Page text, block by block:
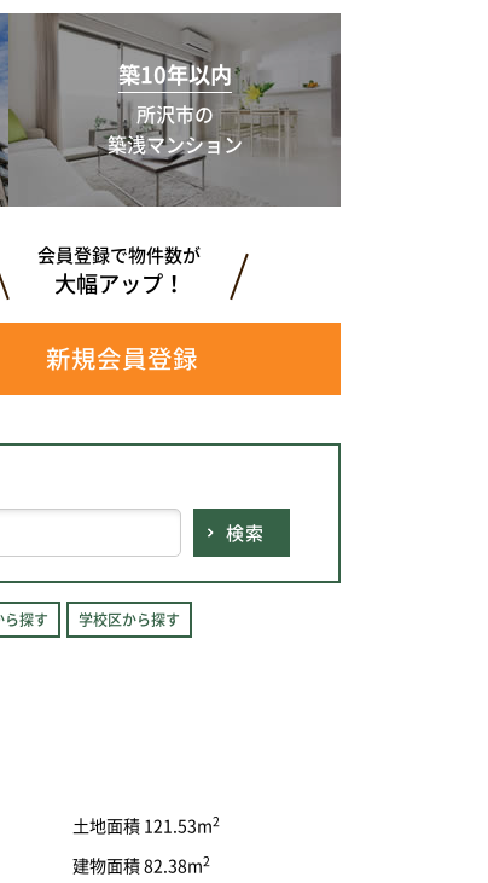
築10年以内
所沢市の
築浅マンション
会員登録で物件数が
大幅アップ！
新規会員登録
検索
ら探す 学校区から探す
土地面積 121.53m2
建物面積 82.38m2